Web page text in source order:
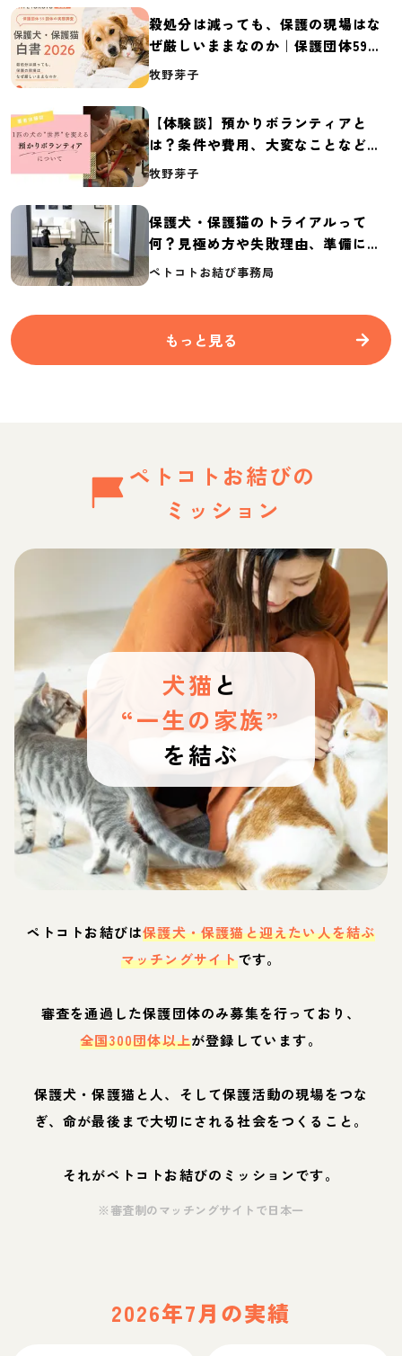
殺処分は減っても、保護の現場はな
ぜ厳しいままなのか｜保護団体59団
体の実態調査【保護犬・保護猫白書
牧野芽子
【体験談】預かりボランティアと
は？条件や費用、大変なことなど紹
介
牧野芽子
保護犬・保護猫のトライアルって
何？見極め方や失敗理由、準備に必
要なものを紹介
ペトコトお結び事務局
もっと見る
ペトコトお結びの
ミッション
犬猫 と
“一生の家族”
を結ぶ
ペトコトお結びは保護犬・保護猫と迎えたい人を結ぶ
マッチングサイトです。
審査を通過した保護団体のみ募集を行っており、
全国300団体以上が登録しています。
保護犬・保護猫と人、そして保護活動の現場をつな
ぎ、命が最後まで大切にされる社会をつくること。
それがペトコトお結びのミッションです。
※審査制のマッチングサイトで日本一
2026年7月の実績